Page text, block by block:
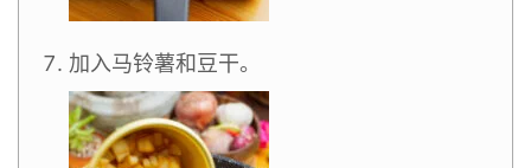
加入马铃薯和豆干。